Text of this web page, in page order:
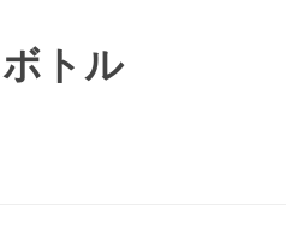
トル